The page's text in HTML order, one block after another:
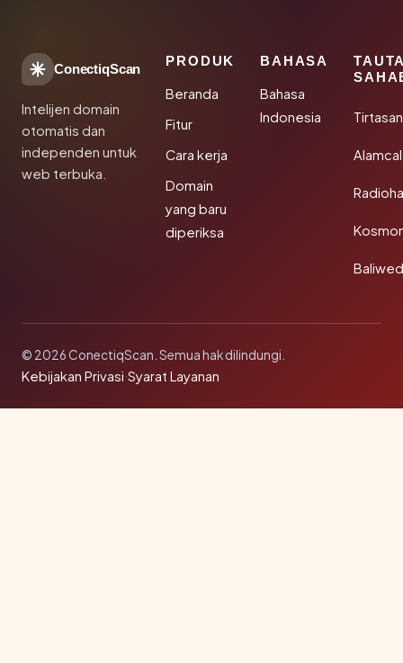
ConectiqScan
Intelijen domain
otomatis dan
independen untuk
web terbuka.
PRODUK
Beranda
Fitur
Cara kerja
Domain
yang baru
diperiksa
BAHASA
Bahasa
Indonesia
© 2026 ConectiqScan. Semua hak dilindungi.
Kebijakan Privasi·Syarat Layanan